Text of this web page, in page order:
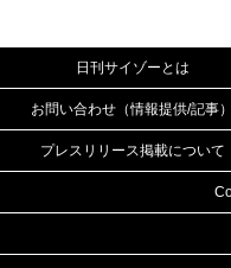
日刊サイゾーとは
お問い合わせ（情報提供/記事）
プレスリリース掲載について